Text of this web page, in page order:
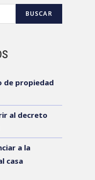
BUSCAR
de propiedad
al decreto
a la
casa